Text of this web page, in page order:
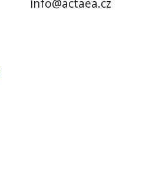
info@actaea.cz